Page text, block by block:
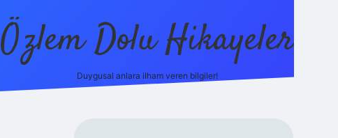
Özlem Dolu Hikayeler
Duygusal anlara ilham veren bilgiler!